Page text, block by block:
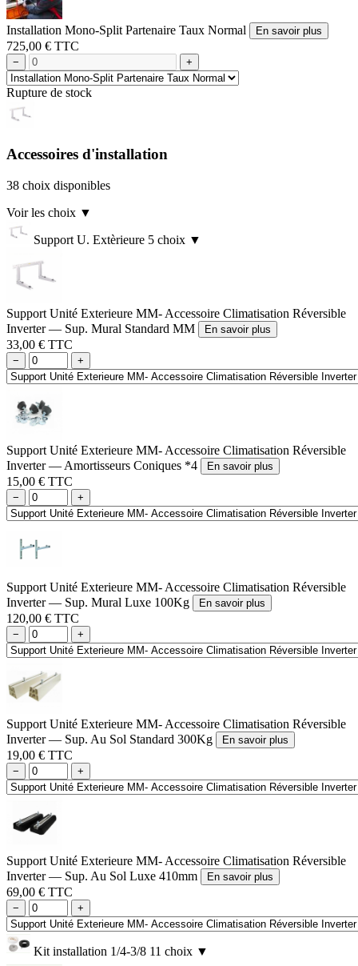
Installation Mono-Split Partenaire Taux Normal En savoir plus
725,00 € TTC
− +
Rupture de stock
Accessoires d'installation
38 choix disponibles
Voir les choix ▼
Support U. Extèrieure 5 choix ▼
Support Unité Exterieure MM- Accessoire Climatisation Réversible
Inverter — Sup. Mural Standard MM
En savoir plus
33,00 € TTC
− +
Support Unité Exterieure MM- Accessoire Climatisation Réversible
Inverter — Amortisseurs Coniques *4
En savoir plus
15,00 € TTC
− +
Support Unité Exterieure MM- Accessoire Climatisation Réversible
Inverter — Sup. Mural Luxe 100Kg
En savoir plus
120,00 € TTC
− +
Support Unité Exterieure MM- Accessoire Climatisation Réversible
Inverter — Sup. Au Sol Standard 300Kg
En savoir plus
19,00 € TTC
− +
Support Unité Exterieure MM- Accessoire Climatisation Réversible
Inverter — Sup. Au Sol Luxe 410mm
En savoir plus
69,00 € TTC
− +
Kit installation 1/4-3/8 11 choix ▼